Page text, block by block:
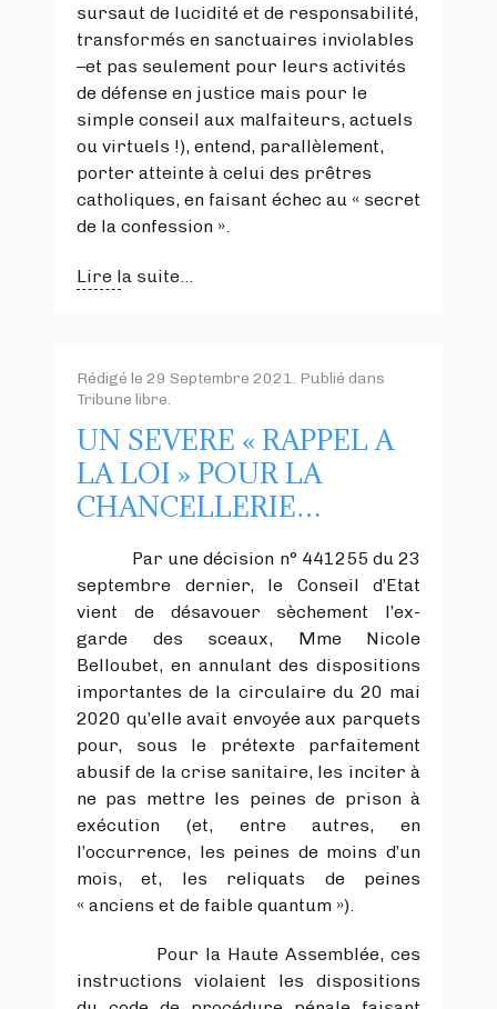
sursaut de lucidité et de responsabilité,
transformés en sanctuaires inviolables
–et pas seulement pour leurs activités
de défense en justice mais pour le
simple conseil aux malfaiteurs, actuels
ou virtuels !), entend, parallèlement,
porter atteinte à celui des prêtres
catholiques, en faisant échec au « secret
de la confession ».
Lire la suite...
Rédigé le 29 Septembre 2021. Publié dans
Tribune libre.
UN SEVERE « RAPPEL A
LA LOI » POUR LA
CHANCELLERIE…
Par une décision n° 441255 du 23
septembre dernier, le Conseil d’Etat
vient de désavouer sèchement l’ex-
garde des sceaux, Mme Nicole
Belloubet, en annulant des dispositions
importantes de la circulaire du 20 mai
2020 qu’elle avait envoyée aux parquets
pour, sous le prétexte parfaitement
abusif de la crise sanitaire, les inciter à
ne pas mettre les peines de prison à
exécution (et, entre autres, en
l’occurrence, les peines de moins d’un
mois, et, les reliquats de peines
« anciens et de faible quantum »).
Pour la Haute Assemblée, ces
instructions violaient les dispositions